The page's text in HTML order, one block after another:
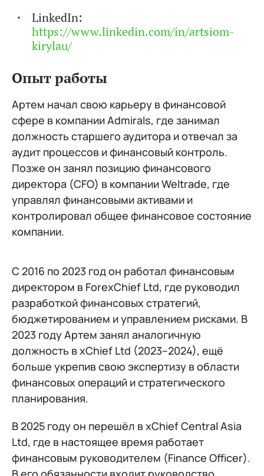
LinkedIn:
https://www.linkedin.com/in/artsiom-
kirylau/
Опыт работы
Артем начал свою карьеру в финансовой
сфере в компании Admirals, где занимал
должность старшего аудитора и отвечал за
аудит процессов и финансовый контроль.
Позже он занял позицию финансового
директора (CFO) в компании Weltrade, где
управлял финансовыми активами и
контролировал общее финансовое состояние
компании.
С 2016 по 2023 год он работал финансовым
директором в ForexChief Ltd, где руководил
разработкой финансовых стратегий,
бюджетированием и управлением рисками. В
2023 году Артем занял аналогичную
должность в xChief Ltd (2023–2024), ещё
больше укрепив свою экспертизу в области
финансовых операций и стратегического
планирования.
В 2025 году он перешёл в xChief Central Asia
Ltd, где в настоящее время работает
финансовым руководителем (Finance Officer).